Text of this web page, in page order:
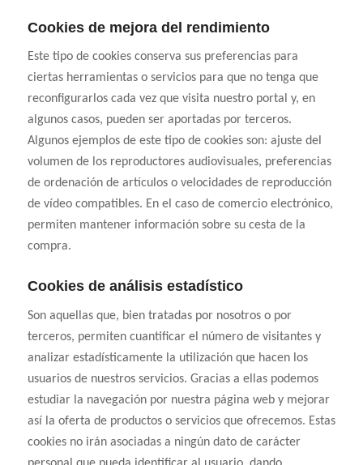
Cookies de mejora del rendimiento
Este tipo de cookies conserva sus preferencias para
ciertas herramientas o servicios para que no tenga que
reconfigurarlos cada vez que visita nuestro portal y, en
algunos casos, pueden ser aportadas por terceros.
Algunos ejemplos de este tipo de cookies son: ajuste del
volumen de los reproductores audiovisuales, preferencias
de ordenación de artículos o velocidades de reproducción
de vídeo compatibles. En el caso de comercio electrónico,
permiten mantener información sobre su cesta de la
compra.
Cookies de análisis estadístico
Son aquellas que, bien tratadas por nosotros o por
terceros, permiten cuantificar el número de visitantes y
analizar estadísticamente la utilización que hacen los
usuarios de nuestros servicios. Gracias a ellas podemos
estudiar la navegación por nuestra página web y mejorar
así la oferta de productos o servicios que ofrecemos. Estas
cookies no irán asociadas a ningún dato de carácter